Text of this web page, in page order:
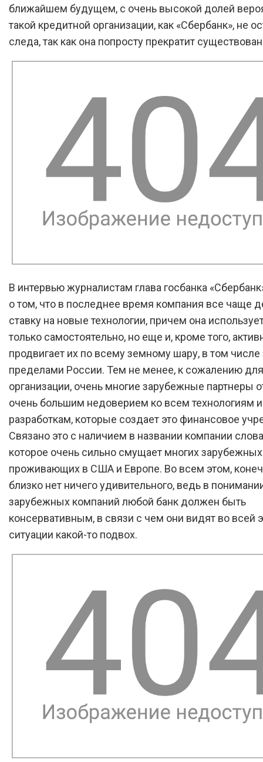
ближайшем будущем, с очень высокой долей
такой кредитной организации, как «Сбербанк», не
следа, так как она попросту прекратит
В интервью журналистам глава госбанка
о том, что в последнее время компания все чаще
ставку на новые технологии, причем она
только самостоятельно, но еще и, кроме того,
продвигает их по всему земному шару, в том числе
пределами России. Тем не менее, к сожалению
организации, очень многие зарубежные партнеры
очень большим недоверием ко всем технологиям и
разработкам, которые создает это финансовое
Связано это с наличием в названии компании слова
которое очень сильно смущает многих зарубежных
проживающих в США и Европе. Во всем этом,
близко нет ничего удивительного, ведь в
зарубежных компаний любой банк должен быть
консервативным, в связи с чем они видят во всей
ситуации какой-то подвох.